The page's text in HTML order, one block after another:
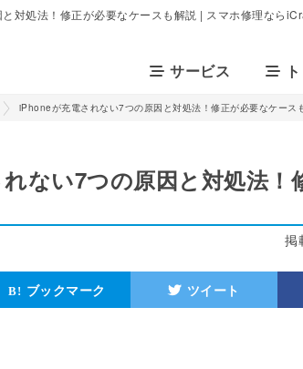
対処法！修正が必要なケースも解説 | スマホ修理なら
サービス
iPhoneが充電されない7つの原因と対処法！修正が必要なケース
ない7つの原因と対処法！
掲
ブックマーク ツイート